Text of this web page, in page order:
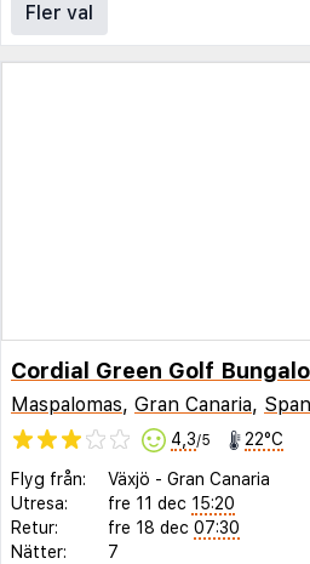
Fler val
Cordial Green Golf
Maspalomas, Gran Canaria,
4,3/5 22°C
Flyg från: Växjö - Gran Canaria
Utresa:
fre 11 dec 15:20
Retur:
fre 18 dec 07:30
Nätter:
7